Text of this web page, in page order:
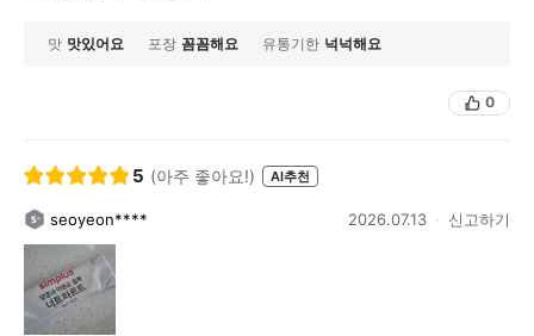
맛 맛있어요 포장 꼼꼼해요 유통기한 넉넉해요
0
5 (아주 좋아요!) AI추천
seoyeon**** 2026.07.13 신고하기